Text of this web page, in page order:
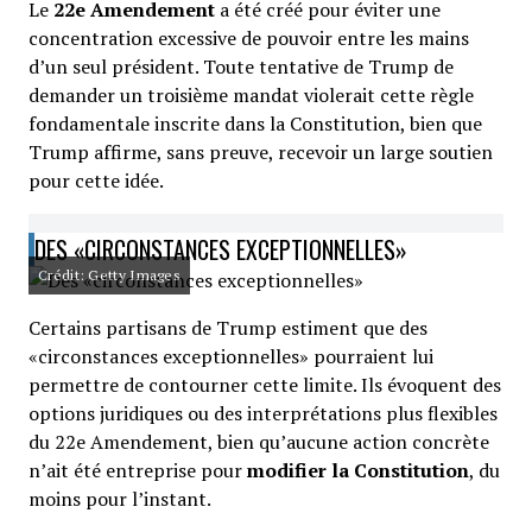
Le 22e Amendement a été créé pour éviter une
concentration excessive de pouvoir entre les mains
d’un seul président. Toute tentative de Trump de
demander un troisième mandat violerait cette règle
fondamentale inscrite dans la Constitution, bien que
Trump affirme, sans preuve, recevoir un large soutien
pour cette idée.
DES «CIRCONSTANCES EXCEPTIONNELLES»
Crédit: Getty Images
Certains partisans de Trump estiment que des
«circonstances exceptionnelles» pourraient lui
permettre de contourner cette limite. Ils évoquent des
options juridiques ou des interprétations plus flexibles
du 22e Amendement, bien qu’aucune action concrète
n’ait été entreprise pourmodifier la Constitution, du
moins pour l’instant.